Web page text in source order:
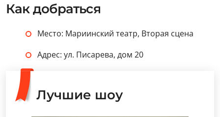
Как добраться
Место: Мариинский театр, Вторая сцена
Адрес: ул. Писарева, дом 20
Лучшие шоу